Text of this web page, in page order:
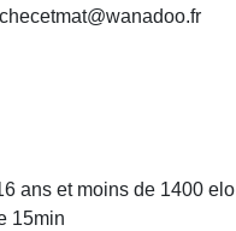
ans et moins de 1400 elo
15min